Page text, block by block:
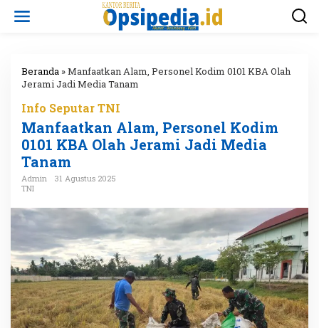
Beranda »Manfaatkan Alam, Personel Kodim 0101 KBA Olah
Jerami Jadi Media Tanam
Info Seputar TNI
Manfaatkan Alam, Personel Kodim
0101 KBA Olah Jerami Jadi Media
Tanam
Admin
31 Agustus 2025
TNI